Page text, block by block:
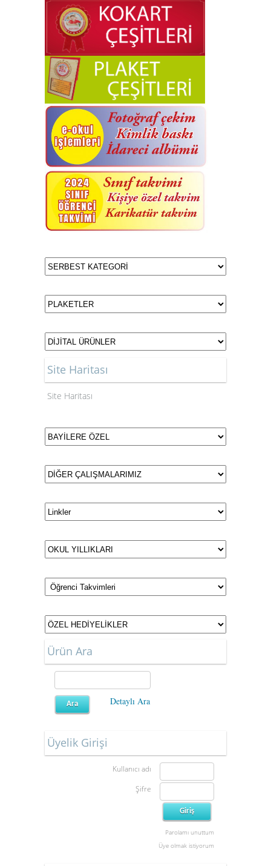
Site Haritası
Site Haritası
Ürün Ara
Detaylı Ara
Üyelik Girişi
Kullanıcı adı
Şifre
Parolamı unuttum
Üye olmak istiyorum